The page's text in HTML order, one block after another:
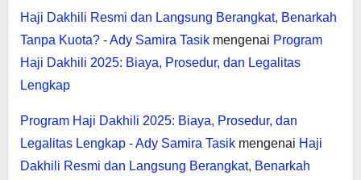
Haji Dakhili Resmi dan Langsung Berangkat, Benarkah
Tanpa Kuota? - Ady Samira Tasikmengenai Program
Haji Dakhili 2025: Biaya, Prosedur, dan Legalitas
Lengkap
Program Haji Dakhili 2025: Biaya, Prosedur, dan
Legalitas Lengkap - Ady Samira Tasikmengenai Haji
Dakhili Resmi dan Langsung Berangkat, Benarkah